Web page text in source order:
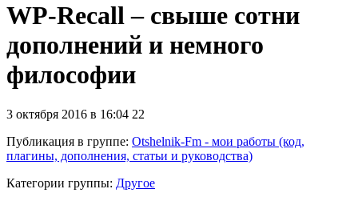
WP-Recall – свыше сотни
дополнений и немного
философии
3 октября 2016 в 16:04 22
Публикация в группе: Otshelnik-Fm - мои работы (код,
плагины, дополнения, статьи и руководства)
Категории группы: Другое